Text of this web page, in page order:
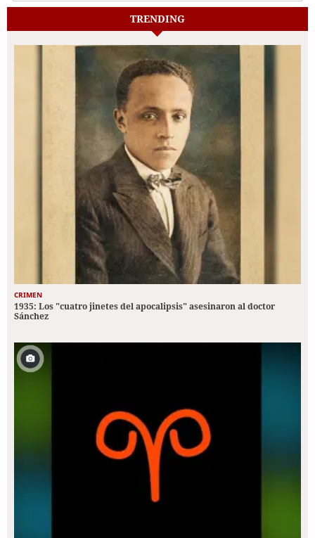
TRENDING
CRIMEN
1935: Los "cuatro jinetes del apocalipsis" asesinaron al doctor
Sánchez